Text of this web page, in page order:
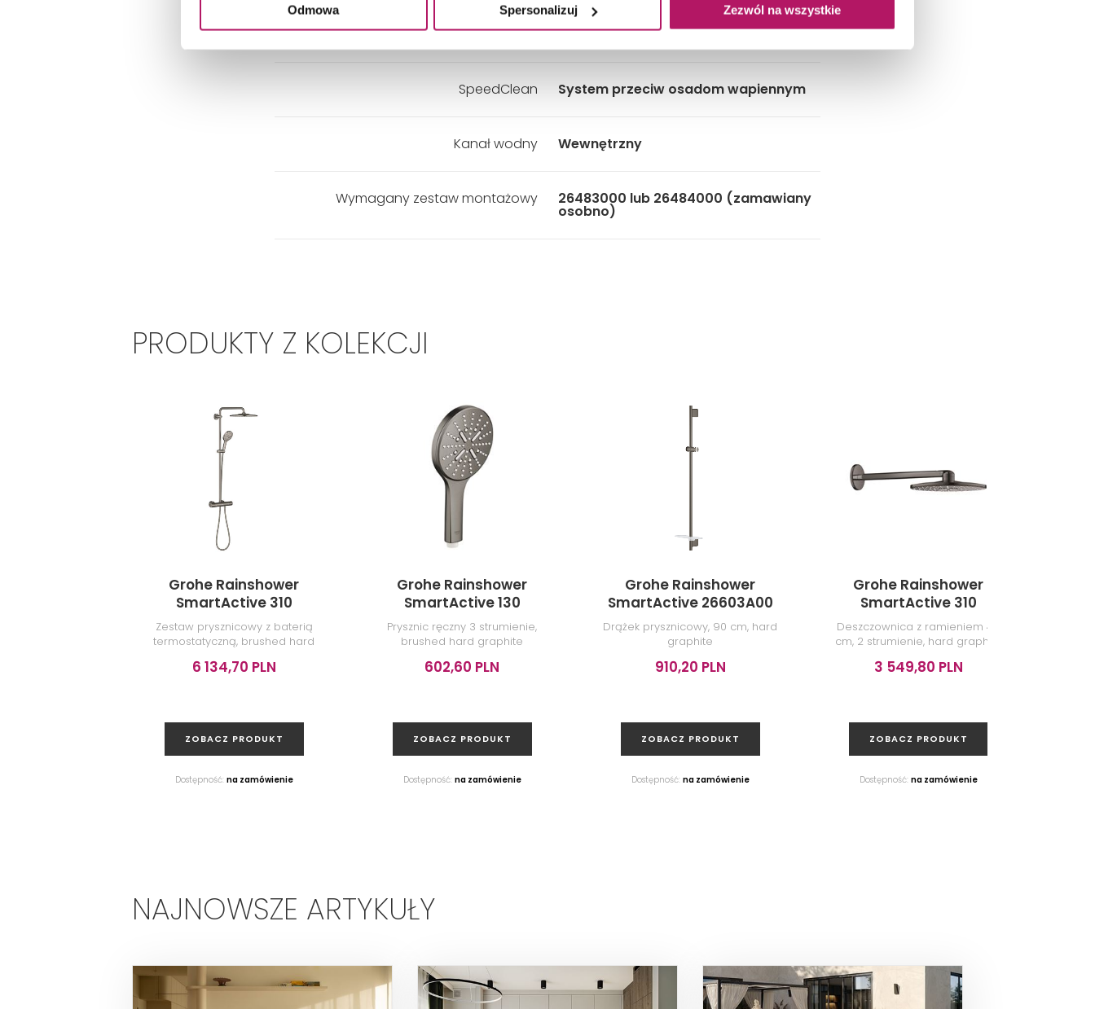
Odmowa Spersonalizuj Zezwól na wszystkie
Strumienie GROHE PureRain, ActiveRain
SpeedClean System przeciw osadom wapiennym
Kanał wodny Wewnętrzny
Wymagany zestaw montażowy 26483000 lub 26484000 (zamawiany
osobno)
PRODUKTY Z KOLEKCJI
Grohe Rainshower
SmartActive 310
26836AL0
Zestaw prysznicowy z baterią
termostatyczną, brushed hard
6 134,70 PLN
ZOBACZ PRODUKT
Dostępność: na zamówienie
Grohe Rainshower
SmartActive 130
26574AL0
Prysznic ręczny 3 strumienie,
brushed hard graphite
602,60 PLN
ZOBACZ PRODUKT
Dostępność: na zamówienie
Grohe Rainshower
SmartActive 26603A00
Drążek prysznicowy, 90 cm, hard
graphite
910,20 PLN
ZOBACZ PRODUKT
Dostępność: na zamówienie
Grohe Rainshower
SmartActive 310
26475A00
Deszczownica z ramieniem 43
cm, 2 strumienie, hard graphite
3 549,80 PLN
ZOBACZ PRODUKT
Dostępność: na zamówienie
NAJNOWSZE ARTYKUŁY